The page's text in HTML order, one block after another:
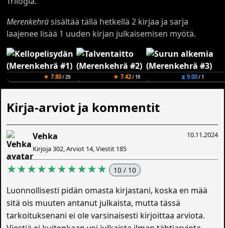
Merenkehräsisältää tällä hetkellä 2 kirjaa ja sarja
laajenee lisää 1 uuden kirjan julkaisemisen myötä.
★ 7.80/ 29 ★ 7.42/ 19 ⧗ 9.00/ 1
Kirja-arviot ja kommentit
10.11.2024
Vehka
Kirjoja 302, Arviot 14, Viestit 185
★★★★★★★★★★ 10 / 10
Luonnollisesti pidän omasta kirjastani, koska en mää
sitä ois muuten antanut julkaista, mutta tässä
tarkoituksenani ei ole varsinaisesti kirjoittaa arviota.